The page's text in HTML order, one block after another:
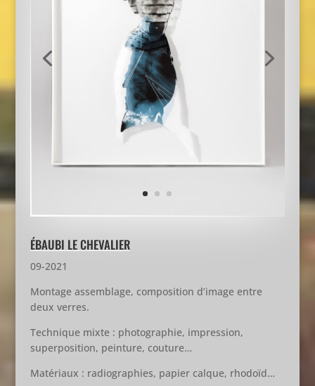
ÉBAUBI LE CHEVALIER
09-2021
Montage assemblage, composition d’image entre
deux verres.
Technique mixte : photographie, impression,
superposition, peinture, couture…
Matériaux : radiographies, papier calque, rhodoïd…